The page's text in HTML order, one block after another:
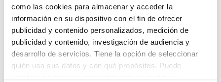
como las cookies para almacenar y acceder la
información en su dispositivo con el fin de ofrecer
publicidad y contenido personalizados, medición de
publicidad y contenido, investigación de audiencia y
desarrollo de servicios. Tiene la opción de seleccionar
quién usa sus datos y con qué propósitos. Puede
Lo sentimos, no sabemos como
te hemos traido hasta aquí.
Pero puedes encontrar el coche que estás
buscando en alguno de estos enlaces: